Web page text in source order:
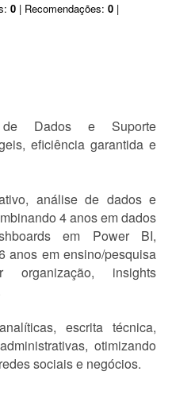
0 | Recomendações: 0 |
Dados e Suporte
eficiência garantida e
análise de dados e
4 anos em dados
em Power BI,
anos em ensino/pesquisa
organização, insights
escrita técnica,
otimizando
sociais e negócios.